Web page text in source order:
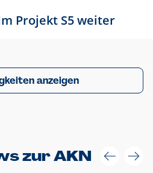
Projekt S5 weiter
anzeigen
zur AKN